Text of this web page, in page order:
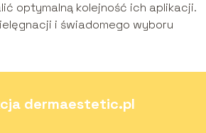
optymalną kolejność ich aplikacji.
i świadomego wyboru
dermaestetic.pl